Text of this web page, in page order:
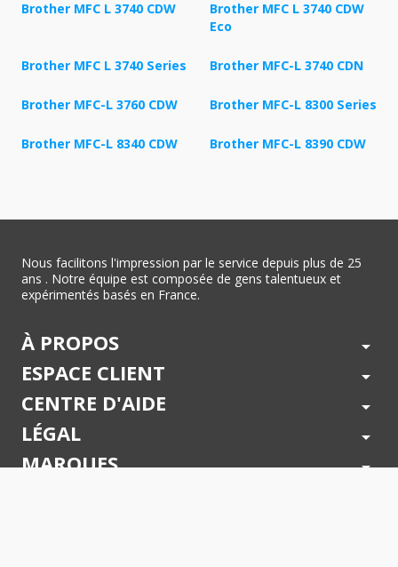
Brother MFC L 3740 CDW
Brother MFC L 3740 CDW
Eco
Brother MFC L 3740 Series Brother MFC-L 3740 CDN
Brother MFC-L 3760 CDW Brother MFC-L 8300 Series
Brother MFC-L 8340 CDW Brother MFC-L 8390 CDW
Nous facilitons l'impression par le service depuis plus de 25
ans . Notre équipe est composée de gens talentueux et
expérimentés basés en France.
À PROPOS arrow_drop_down
ESPACE CLIENT arrow_drop_down
CENTRE D'AIDE arrow_drop_down
LÉGAL arrow_drop_down
MARQUES arrow_drop_down